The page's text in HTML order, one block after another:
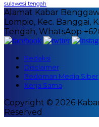
sulawesi tengah
Alamat Kabar
Lompio, Kec. Banggai,
Tengah, WhatsApp
Redaksi
Disclaimer
Pedoman Media Siber
Kerja Sama
Copyright © 2026
Reserved